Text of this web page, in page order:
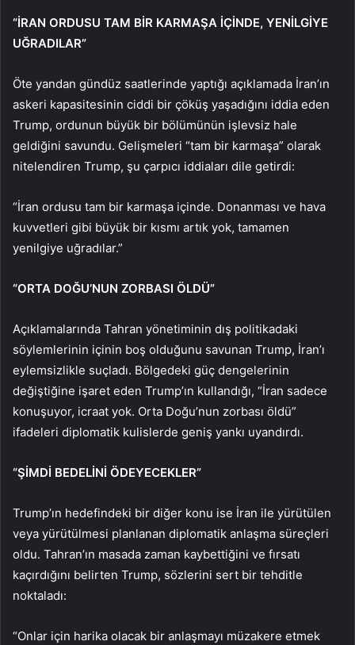
“İRAN ORDUSU TAM BİR KARMAŞA İÇİNDE, YENİLGİYE
UĞRADILAR”
Öte yandan gündüz saatlerinde yaptığı açıklamada İran’ın
askeri kapasitesinin ciddi bir çöküş yaşadığını iddia eden
Trump, ordunun büyük bir bölümünün işlevsiz hale
geldiğini savundu. Gelişmeleri “tam bir karmaşa” olarak
nitelendiren Trump, şu çarpıcı iddiaları dile getirdi:
“İran ordusu tam bir karmaşa içinde. Donanması ve hava
kuvvetleri gibi büyük bir kısmı artık yok, tamamen
yenilgiye uğradılar.”
“ORTA DOĞU’NUN ZORBASI ÖLDÜ”
Açıklamalarında Tahran yönetiminin dış politikadaki
söylemlerinin içinin boş olduğunu savunan Trump, İran’ı
eylemsizlikle suçladı. Bölgedeki güç dengelerinin
değiştiğine işaret eden Trump’ın kullandığı, “İran sadece
konuşuyor, icraat yok. Orta Doğu’nun zorbası öldü”
ifadeleri diplomatik kulislerde geniş yankı uyandırdı.
“ŞİMDİ BEDELİNİ ÖDEYECEKLER”
Trump’ın hedefindeki bir diğer konu ise İran ile yürütülen
veya yürütülmesi planlanan diplomatik anlaşma süreçleri
oldu. Tahran’ın masada zaman kaybettiğini ve fırsatı
kaçırdığını belirten Trump, sözlerini sert bir tehditle
noktaladı:
“Onlar için harika olacak bir anlaşmayı müzakere etmek